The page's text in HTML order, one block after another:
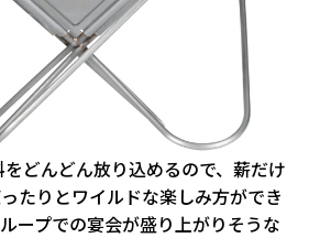
どんどん放り込めるので、薪だけ
たりとワイルドな楽しみ方ができ
ープでの宴会が盛り上がりそうな